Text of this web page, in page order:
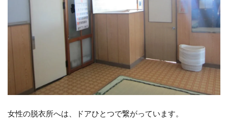
女性の脱衣所へは、ドアひとつで繋がっています。